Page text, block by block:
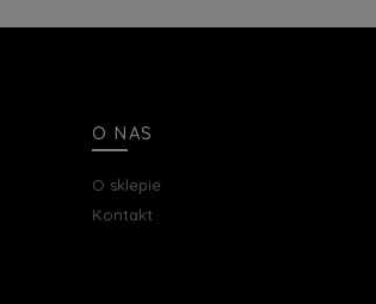
O NAS
O sklepie
Kontakt